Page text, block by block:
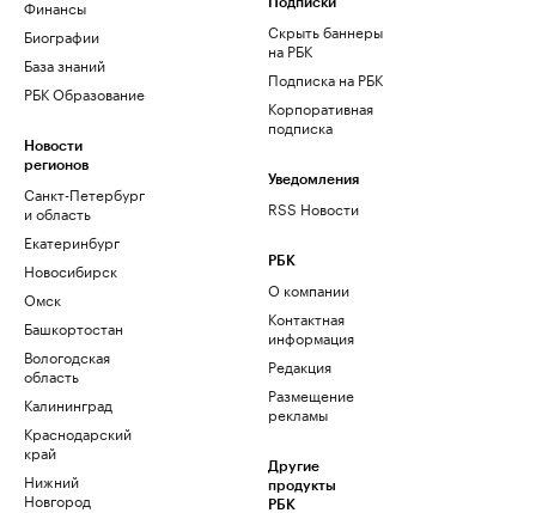
Финансы
Биографии
База знаний
РБК Образование
Новости
регионов
Санкт-Петербург
и область
Екатеринбург
Новосибирск
Омск
Башкортостан
Вологодская
область
Калининград
Краснодарский
край
Нижний
Новгород
Скрыть баннеры
на РБК
Подписка на РБК
Корпоративная
подписка
Уведомления
RSS Новости
РБК
О компании
Контактная
информация
Редакция
Размещение
рекламы
Другие
продукты
РБК